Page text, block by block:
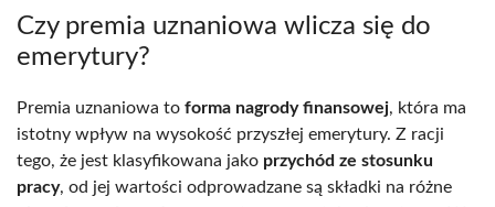
Czy premia uznaniowa wlicza się do
emerytury?
Premia uznaniowa to forma nagrody finansowej, która ma
istotny wpływ na wysokość przyszłej emerytury. Z racji
tego, że jest klasyfikowana jako przychód ze stosunku
pracy, od jej wartości odprowadzane są składki na różne